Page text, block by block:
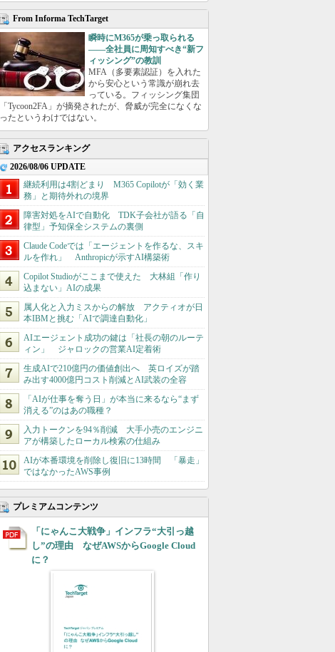
From Informa TechTarget
瞬時にM365が乗っ取られる
――全社員に周知すべき“新フ
ィッシング”の教訓
MFA（多要素認証）を入れた
から安心という常識が崩れ去
っている。フィッシング集団
「Tycoon2FA」が摘発されたが、脅威が完全になくな
ったというわけではない。
アクセスランキング
2026/08/06 UPDATE
継続利用は4割どまり M365 Copilotが「効く業
務」と期待外れの境界
障害対処をAIで自動化 TDK子会社が語る「自
律型」予知保全システムの裏側
Claude Codeでは「エージェントを作るな、スキ
ルを作れ」 Anthropicが示すAI構築術
Copilot Studioがここまで使えた 大林組「作り
込まない」AIの成果
属人化と入力ミスからの解放 アクティオが日
本IBMと挑む「AIで調達自動化」
AIエージェント成功の鍵は「社長の朝のルーテ
ィン」 ジャロックの営業AI定着術
生成AIで210億円の価値創出へ 英ロイズが踏
み出す4000億円コスト削減とAI武装の全容
「AIが仕事を奪う日」が本当に来るなら“まず
消える”のはあの職種？
入力トークンを94％削減 大手小売のエンジニ
アが構築したローカル検索の仕組み
AIが本番環境を削除し復旧に13時間 「暴走」
ではなかったAWS事例
プレミアムコンテンツ
「にゃんこ大戦争」インフラ“大引っ越
し”の理由 なぜAWSからGoogle Cloud
に？